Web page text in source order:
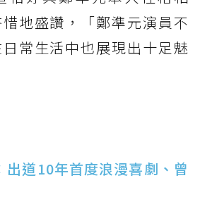
地盛讚，「鄭準元演員不
常生活中也展現出十足魅
道10年首度浪漫喜劇、曾